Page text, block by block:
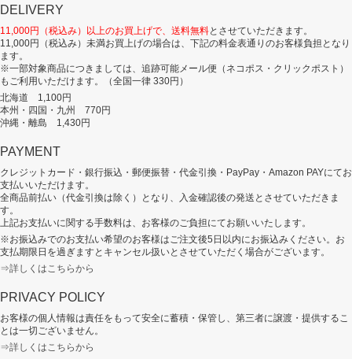
DELIVERY
11,000円（税込み）以上のお買上げで、送料無料とさせていただきます。
11,000円（税込み）未満お買上げの場合は、下記の料金表通りのお客様負担となり
ます。
※一部対象商品につきましては、追跡可能メール便（ネコポス・クリックポスト）
もご利用いただけます。（全国一律 330円）
北海道 1,100円
本州・四国・九州 770円
沖縄・離島 1,430円
PAYMENT
クレジットカード・銀行振込・郵便振替・代金引換・PayPay・Amazon PAYにてお
支払いいただけます。
全商品前払い（代金引換は除く）となり、入金確認後の発送とさせていただきま
す。
上記お支払いに関する手数料は、お客様のご負担にてお願いいたします。
※お振込みでのお支払い希望のお客様はご注文後5日以内にお振込みください。お
支払期限日を過ぎますとキャンセル扱いとさせていただく場合がございます。
⇒詳しくはこちらから
PRIVACY POLICY
お客様の個人情報は責任をもって安全に蓄積・保管し、第三者に譲渡・提供するこ
とは一切ございません。
⇒詳しくはこちらから